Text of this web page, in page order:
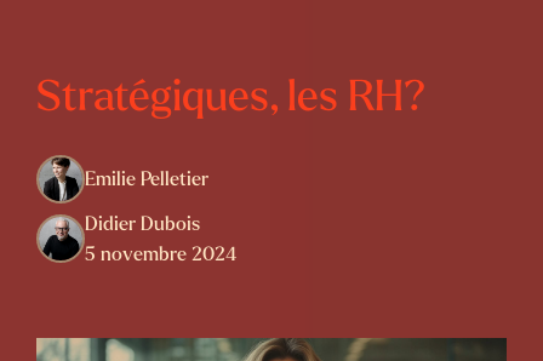
Stratégiques, les RH?
Emilie Pelletier
Didier Dubois
5 novembre 2024